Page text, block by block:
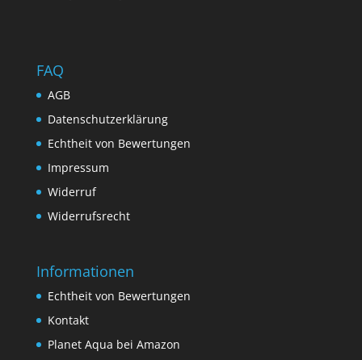
FAQ
AGB
Datenschutzerklärung
Echtheit von Bewertungen
Impressum
Widerruf
Widerrufsrecht
Informationen
Echtheit von Bewertungen
Kontakt
Planet Aqua bei Amazon